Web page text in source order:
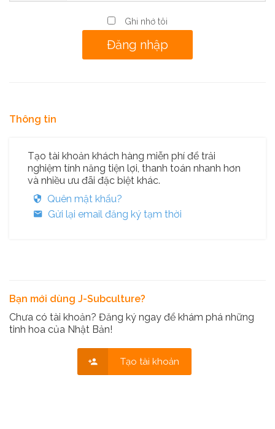
Ghi nhớ tôi
Thông tin
Tạo tài khoản khách hàng miễn phí để trải
nghiệm tính năng tiện lợi, thanh toán nhanh hơn
và nhiều ưu đãi đặc biệt khác.
Quên mật khẩu?
Gửi lại email đăng ký tạm thời
Bạn mới dùng J-Subculture?
Chưa có tài khoản? Đăng ký ngay để khám phá những
tinh hoa của Nhật Bản!
Tạo tài khoản